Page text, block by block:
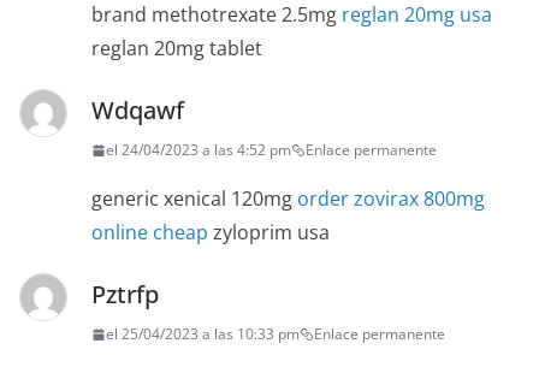
brand methotrexate 2.5mg reglan 20mg usa
reglan 20mg tablet
Wdqawf
el 24/04/2023 a las 4:52 pm Enlace permanente
generic xenical 120mg order zovirax 800mg
online cheap zyloprim usa
Pztrfp
el 25/04/2023 a las 10:33 pm Enlace permanente